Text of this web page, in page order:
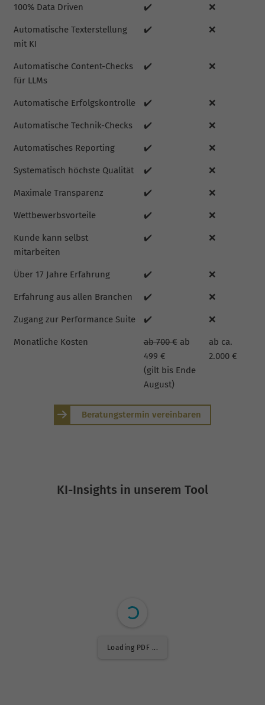
100% Data Driven ✔️ ❌
Automatische Texterstellung
mit KI
✔️ ❌
Automatische Content-Checks
für LLMs
✔️ ❌
Automatische Erfolgskontrolle ✔️ ❌
Automatische Technik-Checks ✔️ ❌
Automatisches Reporting ✔️ ❌
Systematisch höchste Qualität ✔️ ❌
Maximale Transparenz ✔️ ❌
Wettbewerbsvorteile ✔️ ❌
Kunde kann selbst
mitarbeiten
✔️ ❌
Über 17 Jahre Erfahrung ✔️ ❌
Erfahrung aus allen Branchen ✔️ ❌
Zugang zur Performance Suite ✔️ ❌
Monatliche Kosten ab 700 €ab
499 €
(gilt bis Ende
August)
ab ca.
2.000 €
Beratungstermin vereinbaren
KI-Insights in unserem Tool
Loading PDF 5% ...